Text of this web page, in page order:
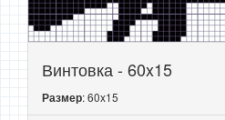
Винтовка - 60x15
Размер: 60x15